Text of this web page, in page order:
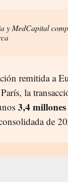
y MedCapital
remitida a
la
3,4
de